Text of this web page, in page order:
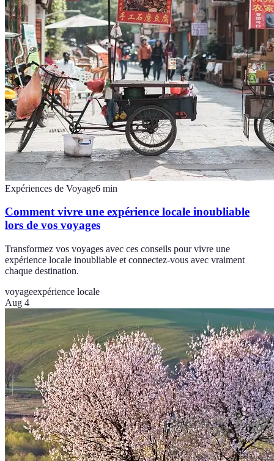
Expériences de Voyage6 min
Comment vivre une expérience locale inoubliable
lors de vos voyages
Transformez vos voyages avec ces conseils pour vivre une
expérience locale inoubliable et connectez-vous avec vraiment
chaque destination.
voyageexpérience locale
Aug 4